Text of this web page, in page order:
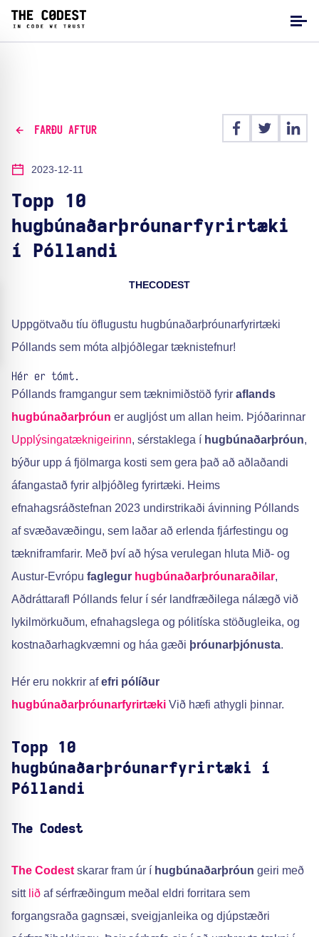
FARÐU AFTUR
2023-12-11
Topp 10
hugbúnaðarþróunarfyrirtæki
í Póllandi
THECODEST
Uppgötvaðu tíu öflugustu hugbúnaðarþróunarfyrirtæki
Póllands sem móta alþjóðlegar tæknistefnur!
Hér er tómt.
Póllands framgangur sem tæknimiðstöð fyrir aflands
hugbúnaðarþróun er augljóst um allan heim. Þjóðarinnar
Upplýsingatæknigeirinn, sérstaklega í hugbúnaðarþróun,
býður upp á fjölmarga kosti sem gera það að aðlaðandi
áfangastað fyrir alþjóðleg fyrirtæki. Heims
efnahagsráðstefnan 2023 undirstrikaði ávinning Póllands
af svæðavæðingu, sem laðar að erlenda fjárfestingu og
tækniframfarir. Með því að hýsa verulegan hluta Mið- og
Austur-Evrópu faglegur hugbúnaðarþróunaraðilar,
Aðdráttarafl Póllands felur í sér landfræðilega nálægð við
lykilmörkuðum, efnahagslega og pólitíska stöðugleika, og
kostnaðarhagkvæmni og háa gæði þróunarþjónusta.
Hér eru nokkrir afefri pólíður
hugbúnaðarþróunarfyrirtæki Við hæfi athygli þinnar.
Topp 10
hugbúnaðarþróunarfyrirtæki í
Póllandi
The Codest
The Codest skarar fram úr í hugbúnaðarþróun geiri með
sitt lið af sérfræðingum meðal eldri forritara sem
forgangsraða gagnsæi, sveigjanleika og djúpstæðri